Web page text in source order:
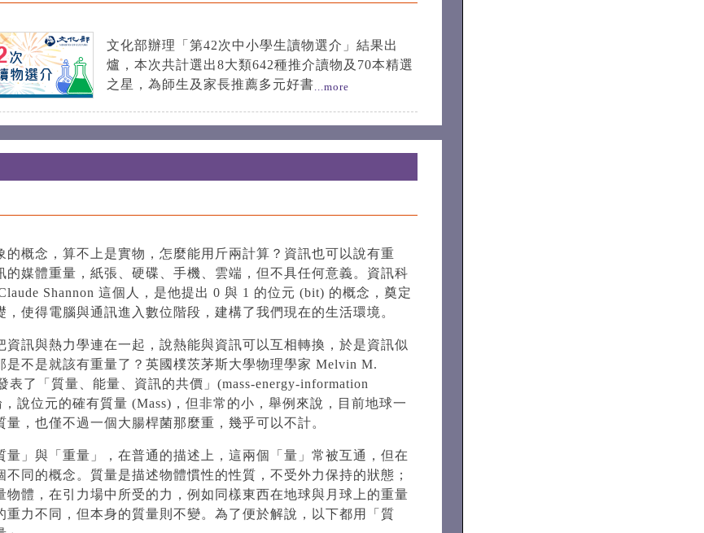
文化部辦理「第42次中小學生讀物選介」結果出
爐，本次共計選出8大類642種推介讀物及70本精選
之星，為師生及家長推薦多元好書...more
的概念，算不上是實物，怎麼能用斤兩計算？資訊也可以說有重
的媒體重量，紙張、硬碟、手機、雲端，但不具任何意義。資訊科
Shannon 這個人，是他提出 0 與 1 的位元 (bit) 的概念，奠定
，使得電腦與通訊進入數位階段，建構了我們現在的生活環境。
資訊與熱力學連在一起，說熱能與資訊可以互相轉換，於是資訊似
是不是就該有重量了？英國樸茨茅斯大學物理學家 Melvin M.
表了「質量、能量、資訊的共價」(mass-energy-information
，說位元的確有質量 (Mass)，但非常的小，舉例來說，目前地球一
量，也僅不過一個大腸桿菌那麼重，幾乎可以不計。
量」與「重量」，在普通的描述上，這兩個「量」常被互通，但在
不同的概念。質量是描述物體慣性的性質，不受外力保持的狀態；
物體，在引力場中所受的力，例如同樣東西在地球與月球上的重量
重力不同，但本身的質量則不變。為了便於解說，以下都用「質